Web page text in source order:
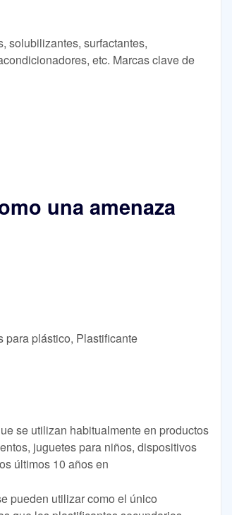
solubilizantes, surfactantes,
etc. Marcas clave de
una amenaza
para plástico, Plastificante
se utilizan habitualmente en productos
juguetes para niños, dispositivos
últimos 10 años en
pueden utilizar como el único